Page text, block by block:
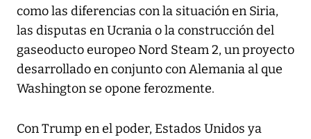
como las diferencias con la situación en Siria,
las disputas en Ucrania o la construcción del
gaseoducto europeo Nord Steam 2, un proyecto
desarrollado en conjunto con Alemania al que
Washington se opone ferozmente.
Con Trump en el poder, Estados Unidos ya